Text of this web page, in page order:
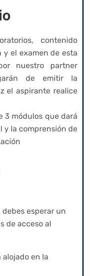
contenido
el examen de esta
nuestro partner
de emitir la
el aspirante realice
3 módulos que dará
y la comprensión de
debes esperar un
de acceso al
en la